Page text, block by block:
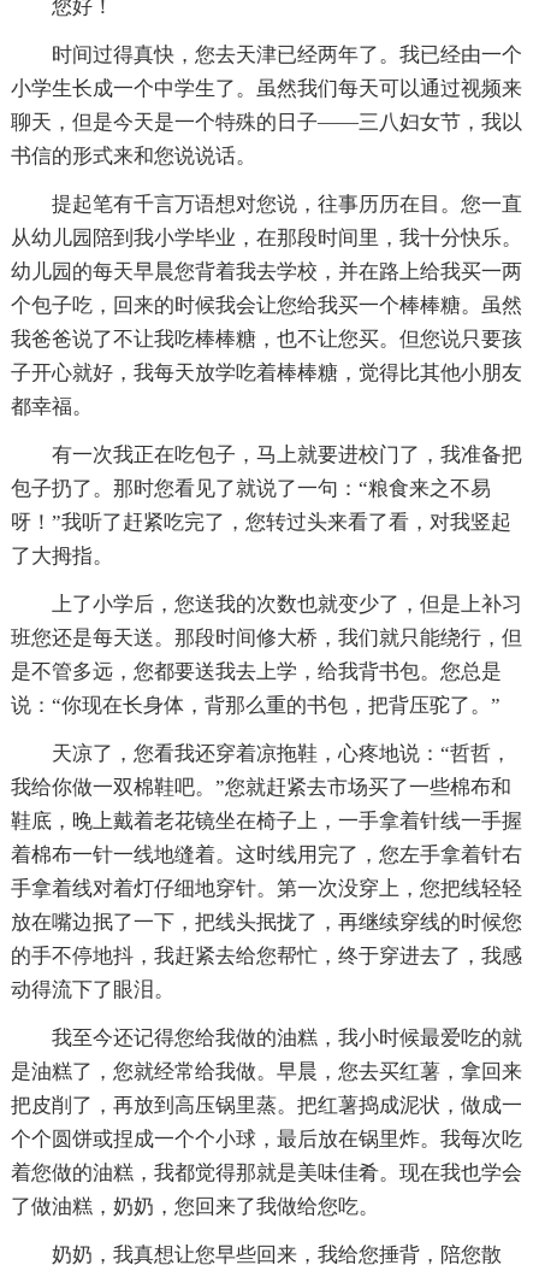
您好！
时间过得真快，您去天津已经两年了。我已经由一个
小学生长成一个中学生了。虽然我们每天可以通过视频来
聊天，但是今天是一个特殊的日子——三八妇女节，我以
书信的形式来和您说说话。
提起笔有千言万语想对您说，往事历历在目。您一直
从幼儿园陪到我小学毕业，在那段时间里，我十分快乐。
幼儿园的每天早晨您背着我去学校，并在路上给我买一两
个包子吃，回来的时候我会让您给我买一个棒棒糖。虽然
我爸爸说了不让我吃棒棒糖，也不让您买。但您说只要孩
子开心就好，我每天放学吃着棒棒糖，觉得比其他小朋友
都幸福。
有一次我正在吃包子，马上就要进校门了，我准备把
包子扔了。那时您看见了就说了一句：“粮食来之不易
呀！”我听了赶紧吃完了，您转过头来看了看，对我竖起
了大拇指。
上了小学后，您送我的次数也就变少了，但是上补习
班您还是每天送。那段时间修大桥，我们就只能绕行，但
是不管多远，您都要送我去上学，给我背书包。您总是
说：“你现在长身体，背那么重的书包，把背压驼了。”
天凉了，您看我还穿着凉拖鞋，心疼地说：“哲哲，
我给你做一双棉鞋吧。”您就赶紧去市场买了一些棉布和
鞋底，晚上戴着老花镜坐在椅子上，一手拿着针线一手握
着棉布一针一线地缝着。这时线用完了，您左手拿着针右
手拿着线对着灯仔细地穿针。第一次没穿上，您把线轻轻
放在嘴边抿了一下，把线头抿拢了，再继续穿线的时候您
的手不停地抖，我赶紧去给您帮忙，终于穿进去了，我感
动得流下了眼泪。
我至今还记得您给我做的油糕，我小时候最爱吃的就
是油糕了，您就经常给我做。早晨，您去买红薯，拿回来
把皮削了，再放到高压锅里蒸。把红薯捣成泥状，做成一
个个圆饼或捏成一个个小球，最后放在锅里炸。我每次吃
着您做的油糕，我都觉得那就是美味佳肴。现在我也学会
了做油糕，奶奶，您回来了我做给您吃。
奶奶，我真想让您早些回来，我给您捶背，陪您散